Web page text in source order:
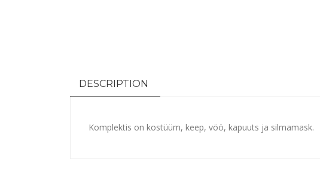
DESCRIPTION
Komplektis on kostüüm, keep, vöö, kapuuts ja silmamask.